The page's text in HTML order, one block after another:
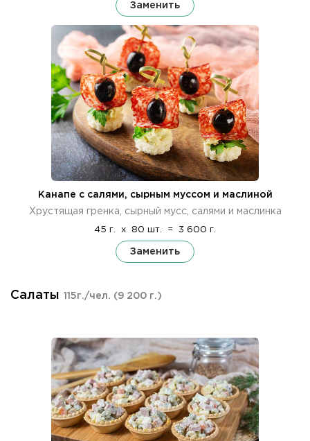
Заменить
Канапе с салями, сырным муссом и маслиной
Хрустящая гренка, сырный мусс, салями и маслинка
45 г. x 80 шт. = 3 600 г.
Заменить
Салаты 115г./чел. (9 200 г.)